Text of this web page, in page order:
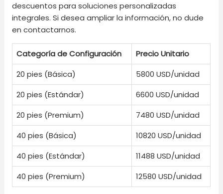
descuentos para soluciones personalizadas
integrales. Si desea ampliar la información, no dude
en contactarnos.
Categoría de Configuración
Precio Unitario
20 pies (Básica)
5800 USD/unidad
20 pies (Estándar)
6600 USD/unidad
20 pies (Premium)
7480 USD/unidad
40 pies (Básica)
10820 USD/unidad
40 pies (Estándar)
11488 USD/unidad
40 pies (Premium)
12580 USD/unidad